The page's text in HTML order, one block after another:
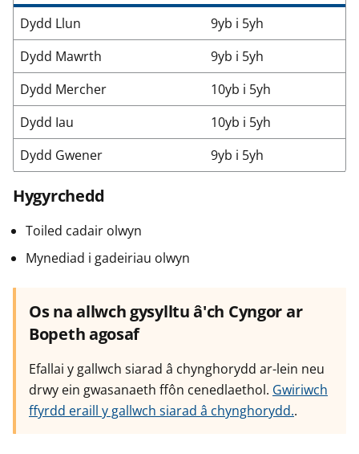
Dydd Llun
9yb i 5yh
Dydd Mawrth
9yb i 5yh
Dydd Mercher
10yb i 5yh
Dydd Iau
10yb i 5yh
Dydd Gwener
9yb i 5yh
Hygyrchedd
Toiled cadair olwyn
Mynediad i gadeiriau olwyn
Os na allwch gysylltu â'ch Cyngor ar
Bopeth agosaf
Efallai y gallwch siarad â chynghorydd ar-lein neu
drwy ein gwasanaeth ffôn cenedlaethol. Gwiriwch
ffyrdd eraill y gallwch siarad â chynghorydd..